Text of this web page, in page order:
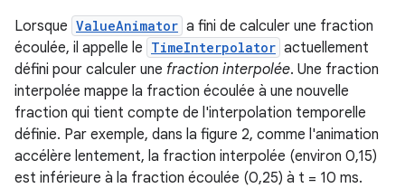
Lorsque ValueAnimator a fini de calculer une fraction
écoulée, il appelle le TimeInterpolator actuellement
défini pour calculer une fraction interpolée. Une fraction
interpolée mappe la fraction écoulée à une nouvelle
fraction qui tient compte de l'interpolation temporelle
définie. Par exemple, dans la figure 2, comme l'animation
accélère lentement, la fraction interpolée (environ 0,15)
est inférieure à la fraction écoulée (0,25) à t = 10 ms.